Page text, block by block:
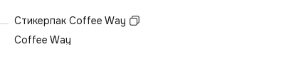
Стикерпак Coffee Way
Coffee Way